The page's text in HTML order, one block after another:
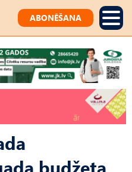
ABONĒŠANA
budžeta